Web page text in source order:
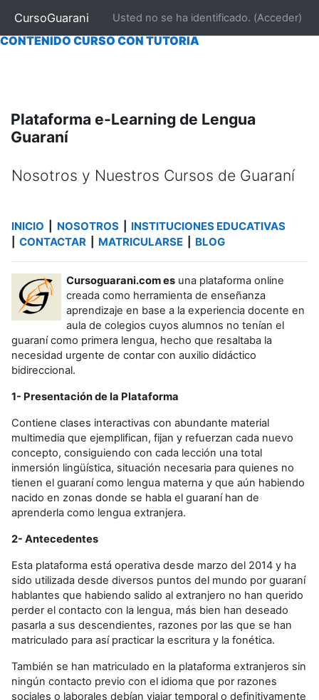
CONTENIDO CURSO "AUTO EVALUABLE"|
CONTENIDO CURSO CON TUTORÍA
CursoGuarani Usted no se ha identificado. (Acceder)
Plataforma e-Learning de Lengua
Guaraní
Nosotros y Nuestros Cursos de Guaraní
INICIO NOSOTROS INSTITUCIONES EDUCATIVAS
CONTACTAR MATRICULARSE BLOG
Cursoguarani.com es una plataforma online
creada como herramienta de enseñanza
aprendizaje en base a la experiencia docente en
aula de colegios cuyos alumnos no tenían el
guaraní como primera lengua, hecho que resaltaba la
necesidad urgente de contar con auxilio didáctico
bidireccional.
1- Presentación de la Plataforma
Contiene clases interactivas con abundante material
multimedia que ejemplifican, fijan y refuerzan cada nuevo
concepto, consiguiendo con cada lección una total
inmersión lingüística, situación necesaria para quienes no
tienen el guaraní como lengua materna y que aún habiendo
nacido en zonas donde se habla el guaraní han de
aprenderla como lengua extranjera.
2- Antecedentes
Esta plataforma está operativa desde marzo del 2014 y ha
sido utilizada desde diversos puntos del mundo por guaraní
hablantes que habiendo salido al extranjero no han querido
perder el contacto con la lengua, más bien han deseado
pasarla a sus descendientes, razones por las que se han
matriculado para así practicar la escritura y la fonética.
También se han matriculado en la plataforma extranjeros sin
ningún contacto previo con el idioma que por razones
sociales o laborales debían viajar temporal o definitivamente